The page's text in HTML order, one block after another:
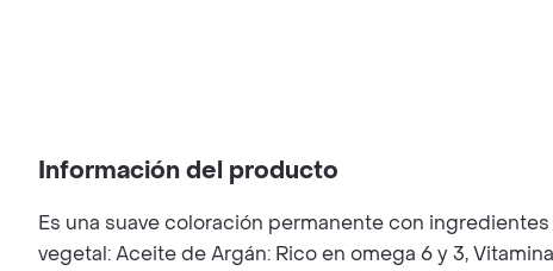
Información del producto
Es una suave coloración permanente con
vegetal: Aceite de Argán: Rico en omega 6 y 3,